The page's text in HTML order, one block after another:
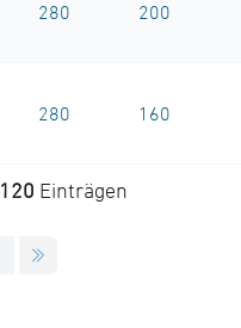
280 200
280 160
120 Einträgen